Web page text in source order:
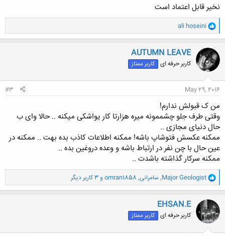
کلیک کنید تا باز شود...
نخیر قابل اعتماد است
و
ا
ک
ن
ش
ه
ا
ali hoseini
AUTUMN LEAVE
کاربر حرفه ای کاربر ممتاز
May 29, 2016
#3
من ک قبولش ندارم!
وقتی طرف جلو چشممونه میره هزارتا کار یواشکی میکنه .. حالا وای ب
حال دنیای مجازی ..
ممکنه عکسش فتوشاپ باشه! ممکنه اطلاعات کاذب بده بهت .. ممکنه در
عین حال با چن نفر در ارتباط باشه و وعده دروغین بده ..
ممکنه سرکار گذاشته باشدت ..
و
ا
ک
ن
ش
ه
ا
Major Geologist
, سامرانی,
omran1858 و 3 کاربر دیگر
EHSAN.E
کاربر حرفه ای کاربر ممتاز